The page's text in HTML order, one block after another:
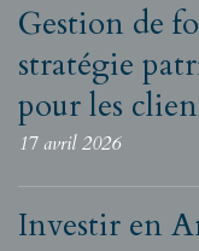
Gestion de
stratégie
pour les
17 avril 2026
Investir en